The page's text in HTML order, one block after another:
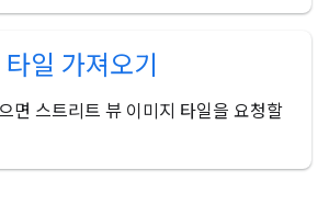
일 가져오기
면 스트리트 뷰 이미지 타일을 요청할